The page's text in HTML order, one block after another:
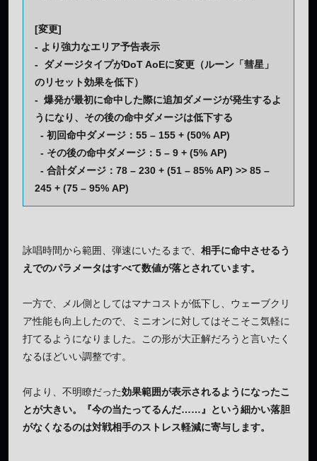
[変更]
- より強力なエリア予告表示
- ダメージタイプがDoT AoEに変更（ルーン「彗星」
のリセット効果を低下）
- 爆発が最初に命中した際に追加ダメージが発生するよ
うになり、その後の命中ダメージは低下する
- 初回命中ダメージ：55 – 155 + (50% AP)
- その後の命中ダメージ：5 – 9 + (5% AP)
- 合計ダメージ：78 – 230 + (51 – 85% AP) >> 85 –
245 + (75 – 95% AP)
詠唱時間から範囲、弾速にいたるまで、 相手に命中させるう
えでのパラメータはすべて数値が落とされています。
一方で、メル側としてはマナコストが低下し、ウェーブクリ
ア性能も向上したので、ミニオンに対してはそこそこ気軽に
打てるようになりました。この形が大正解だろうと言いたく
なるほどいい調整です。
何より、不明瞭だった効果範囲が表示されるようになったこ
とが大きい。『今の当たってるんだ……』という細かい落胆
がなくなるのは対戦相手のストレス軽減に寄与します。